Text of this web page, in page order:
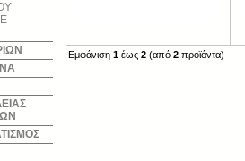
Εμφάνιση 1 έως 2 (από 2 προϊόντα)